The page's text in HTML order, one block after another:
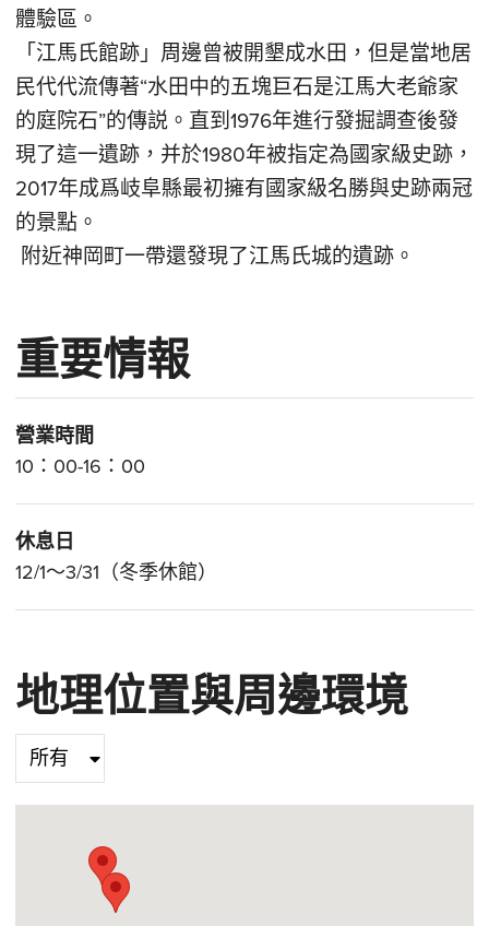
體驗區。
「江馬氏館跡」周邊曾被開墾成水田，但是當地居
民代代流傳著“水田中的五塊巨石是江馬大老爺家
的庭院石”的傳説。直到1976年進行發掘調查後發
現了這一遺跡，并於1980年被指定為國家級史跡，
2017年成爲岐阜縣最初擁有國家級名勝與史跡兩冠
的景點。
附近神岡町一帶還發現了江馬氏城的遺跡。
重要情報
營業時間
10：00-16：00
休息日
12/1～3/31（冬季休館）
地理位置與周邊環境
Select category